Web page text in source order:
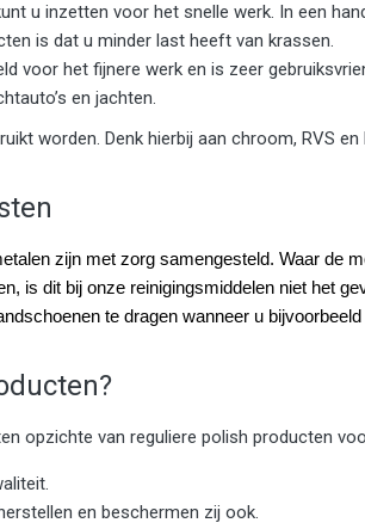
u inzetten voor het snelle werk. In een
is dat u minder last heeft van krassen.
voor het fijnere werk en is zeer
en jachten.
worden. Denk hierbij aan chroom, RVS en
zijn met zorg samengesteld. Waar de
is dit bij onze reinigingsmiddelen niet het
te dragen wanneer u
opzichte van reguliere polish producten
en beschermen zij ook.